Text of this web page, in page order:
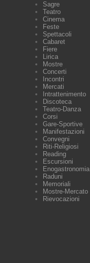
Sagre
Teatro
Cinema
Feste
Spettacoli
Cabaret
Fiere
Lirica
Mostre
Concerti
Incontri
Mercati
Intrattenimento
Discoteca
Teatro-Danza
Corsi
Gare-Sportive
Manifestazioni
Convegni
Riti-Religiosi
Reading
Escursioni
Enogastronomia
Raduni
Memoriali
Mostre-Mercato
Rievocazioni